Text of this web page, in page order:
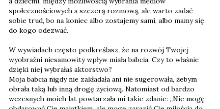
społecznościowych a szczerą rozmową, ale warto zadać
sobie trud, bo na koniec albo zostajemy sami, albo mamy się
do kogo odezwać.
W wywiadach często podkreślasz, że na rozwój Twojej
wyobraźni niesamowity wpływ miała babcia. Czy to właśnie
dzięki niej wybrałaś aktorstwo?
Moja babcia nigdy nie zakładała ani nie sugerowała, żebym
obrała taką lub inną drogę życiową. Natomiast od bardzo
wczesnych moich lat powtarzała mi takie zdanie: „Nie mogę